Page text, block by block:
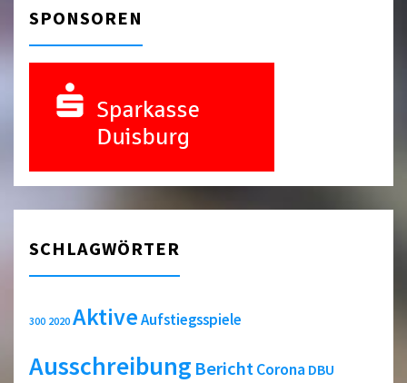
SPONSOREN
SCHLAGWÖRTER
300 2020 AktiveAufstiegsspiele
Ausschreibung BerichtCorona DBU